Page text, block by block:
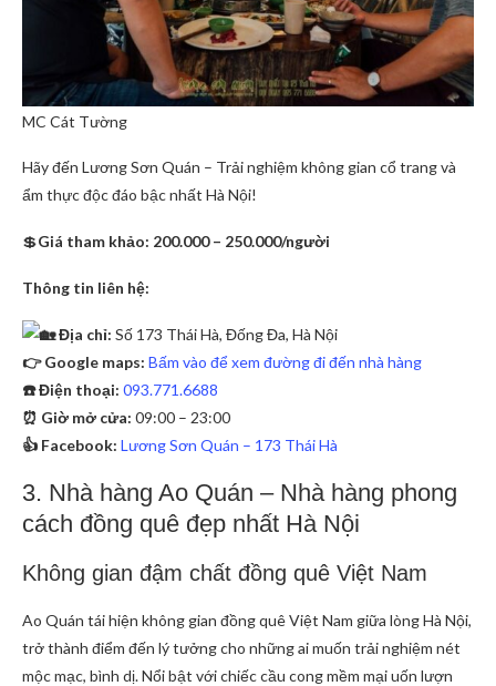
MC Cát Tường
Hãy đến Lương Sơn Quán – Trải nghiệm không gian cổ trang và
ẩm thực độc đáo bậc nhất Hà Nội!
💲Giá tham khảo: 200.000 – 250.000/người
Thông tin liên hệ:
Địa chỉ: Số 173 Thái Hà, Đống Đa, Hà Nội
👉 Google maps: Bấm vào để xem đường đi đến nhà hàng
☎️ Điện thoại: 093.771.6688
⏰ Giờ mở cửa: 09:00 – 23:00
👍 Facebook: Lương Sơn Quán – 173 Thái Hà
3. Nhà hàng Ao Quán – Nhà hàng phong
cách đồng quê đẹp nhất Hà Nội
Không gian đậm chất đồng quê Việt Nam
Ao Quán tái hiện không gian đồng quê Việt Nam giữa lòng Hà Nội,
trở thành điểm đến lý tưởng cho những ai muốn trải nghiệm nét
mộc mạc, bình dị. Nổi bật với chiếc cầu cong mềm mại uốn lượn